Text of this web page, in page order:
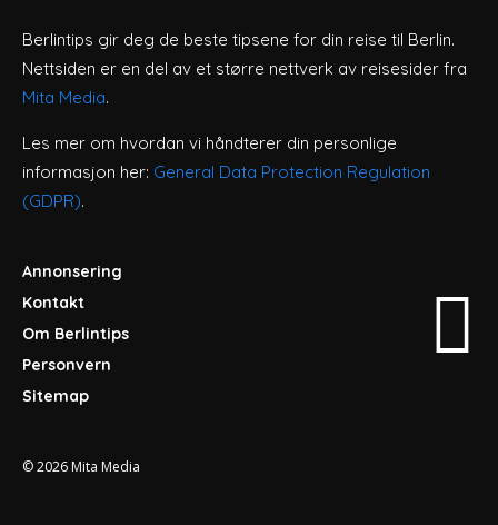
Berlintips gir deg de beste tipsene for din reise til Berlin.
Nettsiden er en del av et større nettverk av reisesider fra
Mita Media.
Les mer om hvordan vi håndterer din personlige
informasjon her: General Data Protection Regulation
(GDPR).
Annonsering
Kontakt
Om Berlintips
Personvern
Sitemap
© 2026 Mita Media